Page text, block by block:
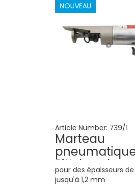
NOUVEAU
Article Number: 739/1
Marteau
Pittsburgh
pour des épaisseurs
jusqu'à 1,2 mm